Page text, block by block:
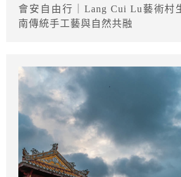
會安自由行｜Lang Cui Lu藝術村
南傳統手工藝與自然共融